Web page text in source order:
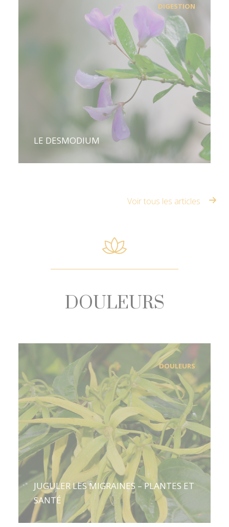
DIGESTION
LE DESMODIUM
Voir tous les articles
DOULEURS
DOULEURS
JUGULER LES MIGRAINES – PLANTES ET
SANTÉ